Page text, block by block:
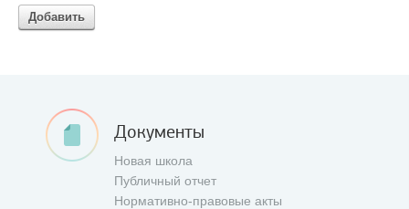
Добавить
Документы
Новая школа
Публичный отчет
Нормативно-правовые акты